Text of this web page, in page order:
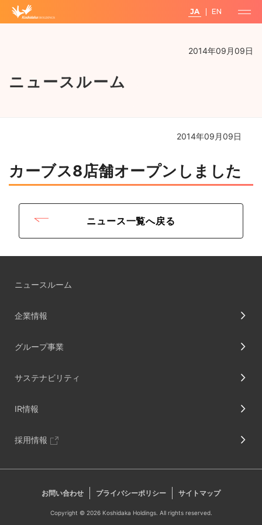
ニュースルーム
2014年09月09日
2014年09月09日
カーブス8店舗オープンしました
ニュース一覧へ戻る
JA EN
ニュースルーム
企業情報
グループ事業
サステナビリティ
IR情報
採用情報
お問い合わせ プライバシーポリシー サイトマップ
Copyright © 2026 Koshidaka Holdings. All rights reserved.